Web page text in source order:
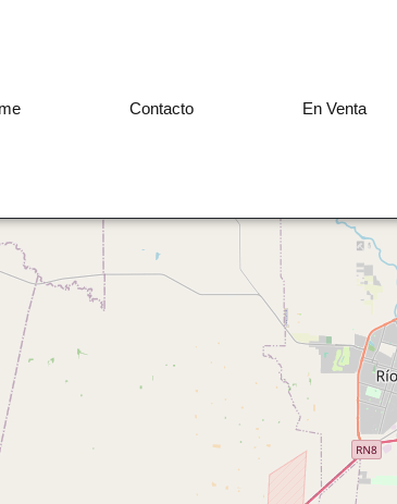
Contacto En Venta